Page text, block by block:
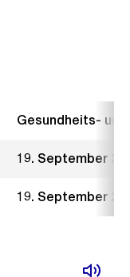
Gesundheits-
19. September
19. September